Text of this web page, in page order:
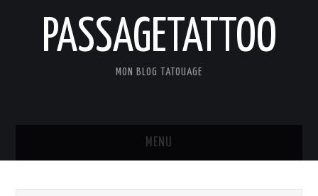
PASSAGETATTOO
MON BLOG TATOUAGE
MENU